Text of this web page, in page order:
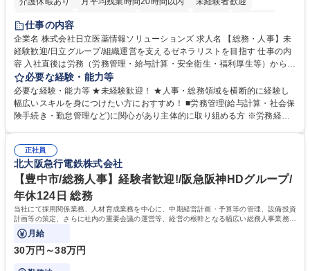
住宅手当あり
育休あり
完全週休2日制 交通費支給 土日祝休み 寮・社宅あり
仕事の内容
企業名 株式会社日立医薬情報ソリューションズ 求人名 【総務・人事】未
経験歓迎/日立グループ/組織運営を支えるゼネラリストを目指す 仕事の内
容 入社直後は労務（労務管理・給与計算・安全衛生・福利厚生等）からお
任せいたします。将来は総務・採用・教育業務へ守備範囲を広げ、組織運
営を支えるゼネラリストをめざせます。 ・初期業務：労働時間管理、給与
計算、社会保険対応、福利厚生管理、安全衛生、健康経営推進等をお任せ
します。ご経験に応じて、休職者管理など、幅広く経験を積んでいただき
幅広く経験を積みたい意欲がある方に最適な環境です。 募集職種 【総
務・人事】未経験歓迎/日立グループ/組織運営を支えるゼネラリストを目
指す
必要な経験・能力等
必要な経験・能力等 ★未経験歓迎！ ★人事・総務領域を横断的に経験し
幅広いスキルを身につけたい方におすすめ！ ■労務管理(給与計算・社会保
険手続き・勤怠管理など)に関心があり主体的に取り組める方 ※労務経験
のご経験 ■労務管理（給与計算・社会保険手続き・勤怠管理など）の経験
■衛生管理者の資格をお持ちの方 学歴・資格 学歴：大学院 大学 高専 短大
専修学校 高校 語学力： 資格：
正社員
北大阪急行電鉄株式会社
【豊中市/総務人事】経験者歓迎!/阪急阪神HDグループ/
年休124日 総務
当社にて採用関係業務、人材育成業務を中心に、中期経営計画・予算等の管理、設備投資
計画等の策定、さらに社内の重要会議の運営等、経営の根幹となる幅広い総務人事業務全
般を担当していただきます。
月給
30万円～38万円